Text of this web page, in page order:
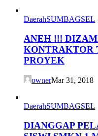
DaerahSUMBAGSEL
ANEH !!!
KONTRAKTOR
PROYEK
ownerMar 31, 2018
DaerahSUMBAGSEL
DIANGGAP